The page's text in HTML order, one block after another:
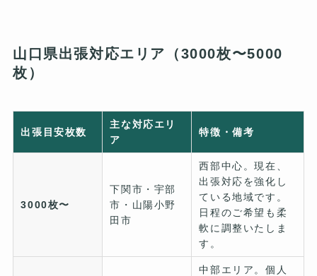
山口県出張対応エリア（3000枚〜5000
枚）
出張目安枚数
主な対応エリ
ア
特徴・備考
3000枚〜
下関市・宇部
市・山陽小野
田市
西部中心。現在、
出張対応を強化し
ている地域です。
日程のご希望も柔
軟に調整いたしま
す。
中部エリア。個人